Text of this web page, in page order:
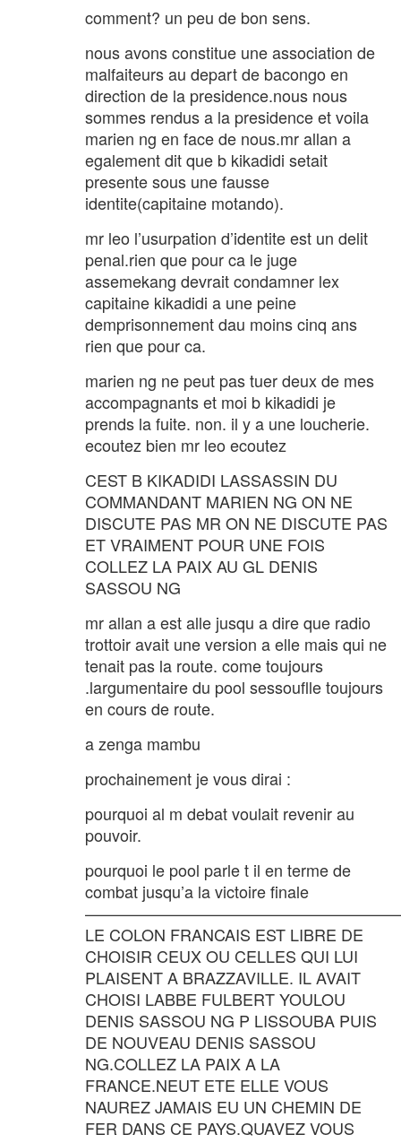
comment? un peu de bon sens.
nous avons constitue une association de
malfaiteurs au depart de bacongo en
direction de la presidence.nous nous
sommes rendus a la presidence et voila
marien ng en face de nous.mr allan a
egalement dit que b kikadidi setait
presente sous une fausse
identite(capitaine motando).
mr leo l’usurpation d’identite est un delit
penal.rien que pour ca le juge
assemekang devrait condamner lex
capitaine kikadidi a une peine
demprisonnement dau moins cinq ans
rien que pour ca.
marien ng ne peut pas tuer deux de mes
accompagnants et moi b kikadidi je
prends la fuite. non. il y a une loucherie.
ecoutez bien mr leo ecoutez
CEST B KIKADIDI LASSASSIN DU
COMMANDANT MARIEN NG ON NE
DISCUTE PAS MR ON NE DISCUTE PAS
ET VRAIMENT POUR UNE FOIS
COLLEZ LA PAIX AU GL DENIS
SASSOU NG
mr allan a est alle jusqu a dire que radio
trottoir avait une version a elle mais qui ne
tenait pas la route. come toujours
.largumentaire du pool sessouflle toujours
en cours de route.
a zenga mambu
prochainement je vous dirai :
pourquoi al m debat voulait revenir au
pouvoir.
pourquoi le pool parle t il en terme de
combat jusqu’a la victoire finale
LE COLON FRANCAIS EST LIBRE DE
CHOISIR CEUX OU CELLES QUI LUI
PLAISENT A BRAZZAVILLE. IL AVAIT
CHOISI LABBE FULBERT YOULOU
DENIS SASSOU NG P LISSOUBA PUIS
DE NOUVEAU DENIS SASSOU
NG.COLLEZ LA PAIX A LA
FRANCE.NEUT ETE ELLE VOUS
NAUREZ JAMAIS EU UN CHEMIN DE
FER DANS CE PAYS.QUAVEZ VOUS